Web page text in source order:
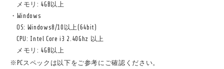
メモリ: 4GB以上
・Windows
OS: Windows8/10以上(64bit)
CPU: Intel Core i3 2.40Ghz 以上
メモリ: 4GB以上
※PCスペックは以下をご参考にご確認ください。